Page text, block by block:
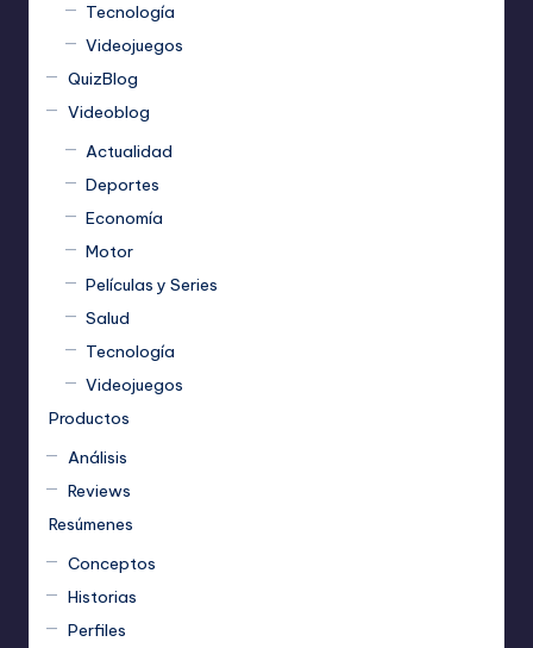
Tecnología
Videojuegos
QuizBlog
Videoblog
Actualidad
Deportes
Economía
Motor
Películas y Series
Salud
Tecnología
Videojuegos
Productos
Análisis
Reviews
Resúmenes
Conceptos
Historias
Perfiles